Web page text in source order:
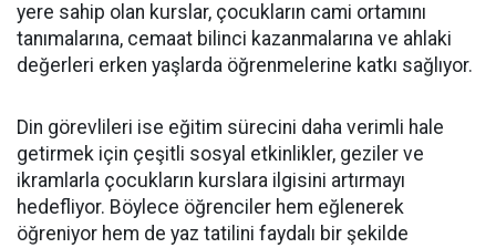
yere sahip olan kurslar, çocukların cami ortamını
tanımalarına, cemaat bilinci kazanmalarına ve ahlaki
değerleri erken yaşlarda öğrenmelerine katkı sağlıyor.
Din görevlileri ise eğitim sürecini daha verimli hale
getirmek için çeşitli sosyal etkinlikler, geziler ve
ikramlarla çocukların kurslara ilgisini artırmayı
hedefliyor. Böylece öğrenciler hem eğlenerek
öğreniyor hem de yaz tatilini faydalı bir şekilde